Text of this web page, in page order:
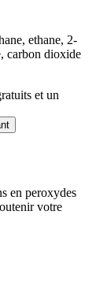
ethane, 2-
carbon dioxide
et un
en peroxydes
votre